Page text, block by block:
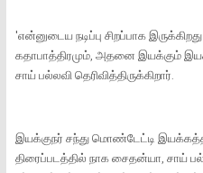
'என்னுடைய நடிப்பு சிறப்பாக
கதாபாத்திரமும், அதனை இயக்கும்
சாய் பல்லவி தெரிவித்திருக்கிறார்.
இயக்குநர் சந்து மொண்டேட்டி
திரைப்படத்தில் நாக சைதன்யா, சாய்